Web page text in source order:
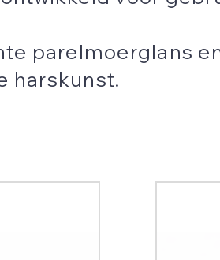
parelmoerglans
harskunst.